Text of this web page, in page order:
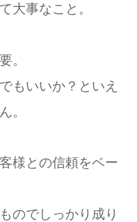
大事なこと。
。
もいいか？といえ
。
様との信頼をベー
のでしっかり成り